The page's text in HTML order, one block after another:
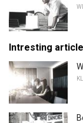
Intresting